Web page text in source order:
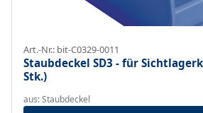
Art.-Nr.: bit-C0329-0011
Staubdeckel SD3 - für
Stk.)
aus: Staubdeckel